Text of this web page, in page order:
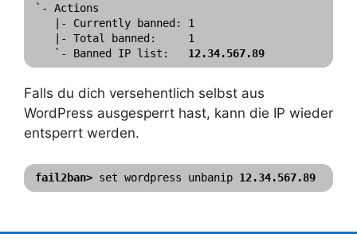
`- Actions
   |- Currently banned: 1
   |- Total banned:     1
   `- Banned IP list:
12.34.567.89
Falls du dich versehentlich selbst aus
WordPress ausgesperrt hast, kann die IP wieder
entsperrt werden.
fail2ban> set wordpress unbanip 12.34.567.89